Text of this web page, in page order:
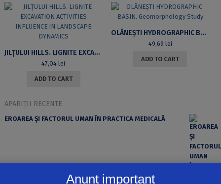
JILȚULUI HILLS. LIGNITE EXCAVATION ACTIVITIES INFLUENCE IN LANDSCAPE DYNAMICS
47,04lei
ADD TO CART
OLĂNEȘTI HYDROGRAPHIC BASIN. GEOMORPHOLOGY STUDY
49,69 lei
ADD TO CART
APARIȚII RECENTE
EROAREA ȘI FACTORUL UMAN ÎN PRACTICA MEDICALĂ
Anunț important